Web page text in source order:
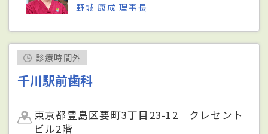
野城 康成 理事長
診療時間外
千川駅前歯科
東京都豊島区要町3丁目23-12 クレセント
ビル2階